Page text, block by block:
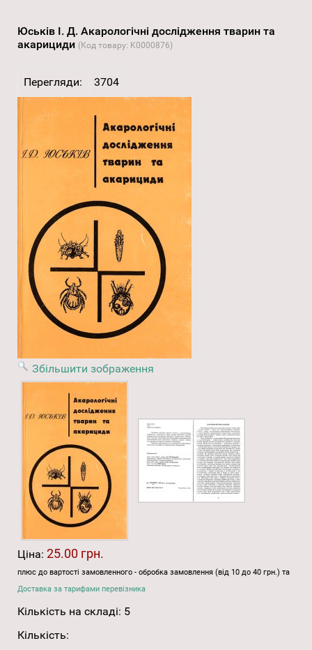
Юськів І. Д. Акарологічні дослідження тварин та
акарициди (Код товару: K0000876)
Перегляди: 3704
Збільшити зображення
Ціна: 25.00 грн.
плюс до вартості замовленного - обробка замовлення (від 10 до 40 грн.) та
Доставка за тарифами перевізника
Кількість на складі: 5
Кількість: